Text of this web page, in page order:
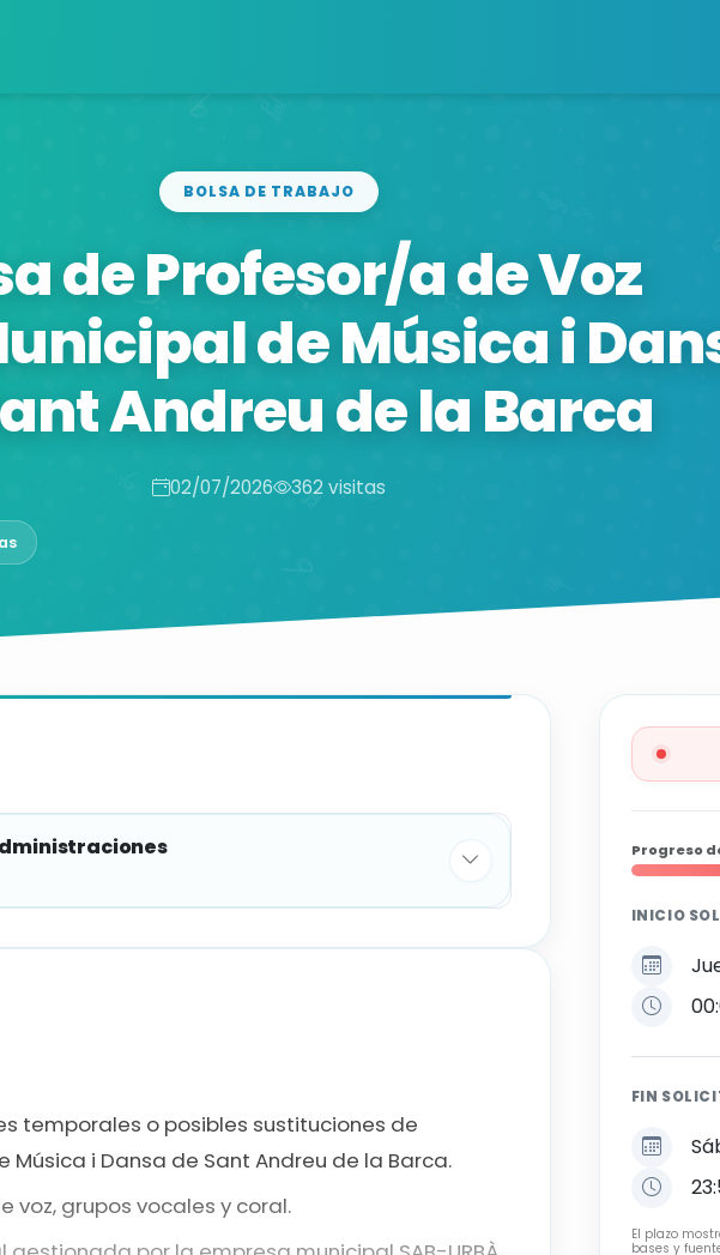
BOLSA DE TRABAJO
de Profesor/a de Voz
de Música i
Andreu de la Barca
02/07/2026 362 visitas
temporales o posibles sustituciones de
i Dansa de Sant Andreu de la Barca.
grupos vocales y coral.
Progreso
INICIO
FIN
El plazo
bases y